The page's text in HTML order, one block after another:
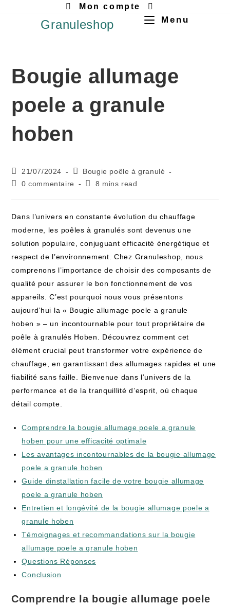
Mon compte
Granuleshop Menu
Bougie allumage
poele a granule
hoben
21/07/2024
Bougie poêle à granulé
0 commentaire
8 mins read
Dans l’univers en constante évolution du chauffage
moderne, les poêles à granulés sont devenus une
solution populaire, conjuguant efficacité énergétique et
respect de l’environnement. Chez Granuleshop, nous
comprenons l’importance de choisir des composants de
qualité pour assurer le bon fonctionnement de vos
appareils. C’est pourquoi nous vous présentons
aujourd’hui la « Bougie allumage poele a granule
hoben » – un incontournable pour tout propriétaire de
poêle à granulés Hoben. Découvrez comment cet
élément crucial peut transformer votre expérience de
chauffage, en garantissant des allumages rapides et une
fiabilité sans faille. Bienvenue dans l’univers de la
performance et de la tranquillité d’esprit, où chaque
détail compte.
Comprendre la bougie allumage poele a granule
hoben pour une efficacité optimale
Les avantages incontournables de la bougie allumage
poele a granule hoben
Guide dinstallation facile de votre bougie allumage
poele a granule hoben
Entretien et longévité de la bougie allumage poele a
granule hoben
Témoignages et recommandations sur la bougie
allumage poele a granule hoben
Questions Réponses
Conclusion
Comprendre la bougie allumage poele